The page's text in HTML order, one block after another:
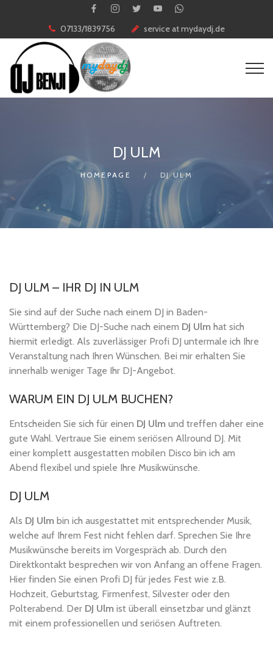
07133/1839756 service at mydaydj.de
DJ ULM
HOMEPAGE DJ ULM
DJ ULM – IHR DJ IN ULM
Sie sind auf der Suche nach einem DJ in Baden-
Württemberg? Die DJ-Suche nach einem DJ Ulm hat sich
hiermit erledigt. Als zuverlässiger Profi DJ untermale ich Ihre
Veranstaltung nach Ihren Wünschen. Bei mir erhalten Sie
innerhalb weniger Tage Ihr DJ-Angebot.
WARUM EIN DJ ULM BUCHEN?
Entscheiden Sie sich für einen DJ Ulm und treffen daher eine
gute Wahl. Vertraue Sie einem seriösen Allround DJ. Mit
einer komplett ausgestatten mobilen Disco bin ich am
Abend flexibel und spiele Ihre Musikwünsche.
DJ ULM
Als DJ Ulm bin ich ausgestattet mit entsprechender Musik,
welche auf Ihrem Fest nicht fehlen darf. Sprechen Sie Ihre
Musikwünsche bereits im Vorgespräch ab. Durch den
Direktkontakt besprechen wir von Anfang an offene Fragen.
Hier finden Sie einen Profi DJ für jedes Fest wie z.B.
Hochzeit, Geburtstag, Firmenfest, Silvester oder den
Polterabend. Der DJ Ulm ist überall einsetzbar und glänzt
mit einem professionellen und seriösen Auftreten.